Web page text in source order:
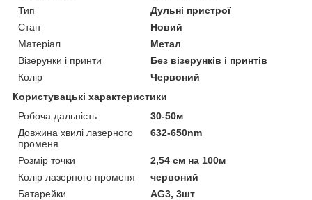
Тип
Дульні пристрої
Стан
Новий
Матеріал
Метал
Візерунки і принти
Без візерунків і принтів
Колір
Червоний
Користувацькі характеристики
Робоча дальність
30-50м
Довжина хвилі лазерного
променя
632-650nm
Розмір точки
2,54 см на 100м
Колір лазерного променя
червоний
Батарейки
АG3, 3шт